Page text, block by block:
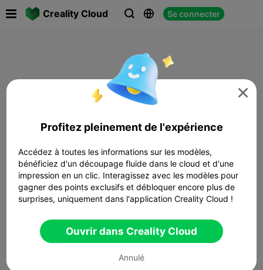
Creality Cloud   Se connecter

Profitez pleinement de l'expérience
Accédez à toutes les informations sur les modèles,
bénéficiez d'un découpage fluide dans le cloud et d'une
impression en un clic. Interagissez avec les modèles pour
gagner des points exclusifs et débloquer encore plus de
surprises, uniquement dans l'application Creality Cloud !
Ouvrir dans Creality Cloud
Annulé